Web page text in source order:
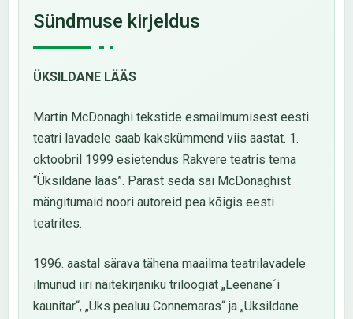
Sündmuse kirjeldus
ÜKSILDANE LÄÄS
Martin McDonaghi tekstide esmailmumisest eesti
teatri lavadele saab kakskümmend viis aastat. 1.
oktoobril 1999 esietendus Rakvere teatris tema
“Üksildane lääs”. Pärast seda sai McDonaghist
mängitumaid noori autoreid pea kõigis eesti
teatrites.
1996. aastal särava tähena maailma teatrilavadele
ilmunud iiri näitekirjaniku triloogiat „Leenane´i
kaunitar“, „Üks pealuu Connemaras“ ja „Üksildane